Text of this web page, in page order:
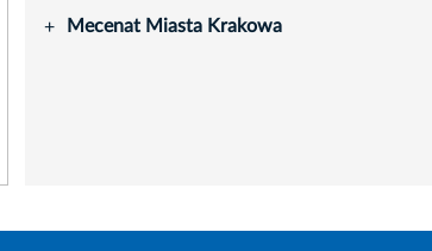
+ Mecenat Miasta Krakowa